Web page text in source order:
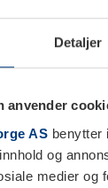
Detaljer
anvender
AS benytter
og
medier og